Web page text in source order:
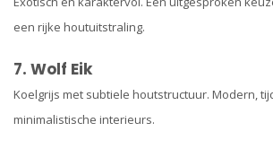
een rijke houtuitstraling.
7. Wolf Eik
Koelgrijs met subtiele houtstructuur. Modern,
minimalistische interieurs.